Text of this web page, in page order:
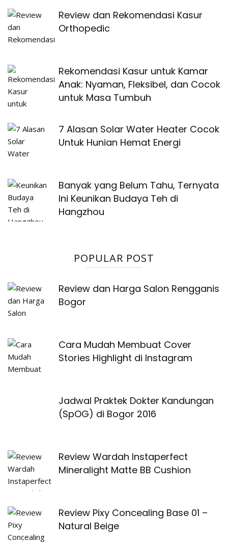
Review dan Rekomendasi Kasur
Orthopedic
Rekomendasi Kasur untuk Kamar
Anak: Nyaman, Fleksibel, dan Cocok
untuk Masa Tumbuh
7 Alasan Solar Water Heater Cocok
Untuk Hunian Hemat Energi
Banyak yang Belum Tahu, Ternyata
Ini Keunikan Budaya Teh di
Hangzhou
POPULAR POST
Review dan Harga Salon Rengganis
Bogor
Cara Mudah Membuat Cover
Stories Highlight di Instagram
Jadwal Praktek Dokter Kandungan
(SpOG) di Bogor 2016
Review Wardah Instaperfect
Mineralight Matte BB Cushion
Review Pixy Concealing Base 01 –
Natural Beige